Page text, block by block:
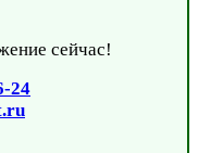
сейчас!
24